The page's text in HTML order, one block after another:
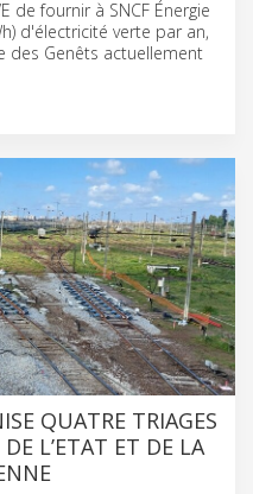
de fournir à SNCF Énergie
d'électricité verte par an,
des Genêts actuellement
QUATRE TRIAGES
DE L’ETAT ET DE LA